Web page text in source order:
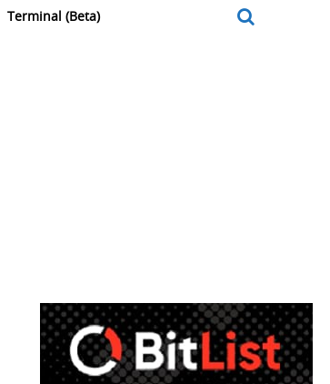
Terminal (Beta)